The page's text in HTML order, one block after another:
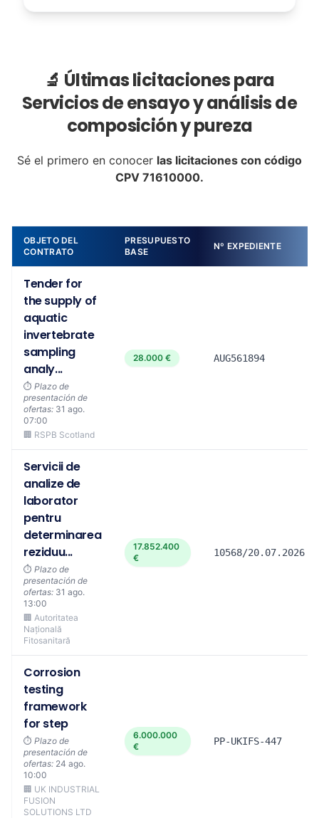
🔬 Últimas licitaciones para
Servicios de ensayo y análisis de
composición y pureza
Sé el primero en conocer las licitaciones con código
CPV 71610000.
OBJETO DEL
CONTRATO
PRESUPUESTO
BASE
Nº EXPEDIENTE
Tender for
the supply of
aquatic
invertebrate
sampling
analy...
⏱️ Plazo de
presentación de
ofertas: 31 ago.
07:00
🏢 RSPB Scotland
28.000 € AUG561894
Servicii de
analize de
laborator
pentru
determinarea
reziduu...
⏱️ Plazo de
presentación de
ofertas: 31 ago.
13:00
🏢 Autoritatea
Națională
Fitosanitară
17.852.400
€
10568/20.07.2026
Corrosion
testing
framework
for step
⏱️ Plazo de
presentación de
ofertas: 24 ago.
10:00
🏢 UK INDUSTRIAL
FUSION
SOLUTIONS LTD
6.000.000
€
PP-UKIFS-447